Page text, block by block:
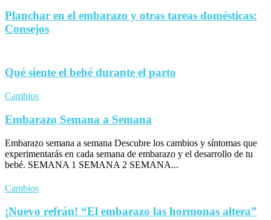
Planchar en el embarazo y otras tareas domésticas:
Consejos
Qué siente el bebé durante el parto
Cambios
Embarazo Semana a Semana
Embarazo semana a semana Descubre los cambios y síntomas que
experimentarás en cada semana de embarazo y el desarrollo de tu
bebé. SEMANA 1 SEMANA 2 SEMANA...
Cambios
¡Nuevo refrán! “El embarazo las hormonas altera”